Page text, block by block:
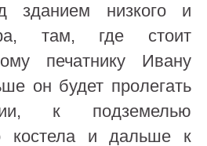
зданием низкого и
там, где стоит
печатнику Ивану
он будет пролегать
к подземелью
костела и дальше к